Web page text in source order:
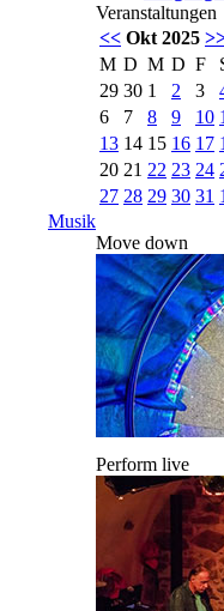
Veranstaltungen
<< Okt 2025
M D M D F
29 30 1 2 3
6
7 8 9 10
13 14 15 16 17
20 21 22 23 24
27 28 29 30 31 1
Musik
Move down
Perform live